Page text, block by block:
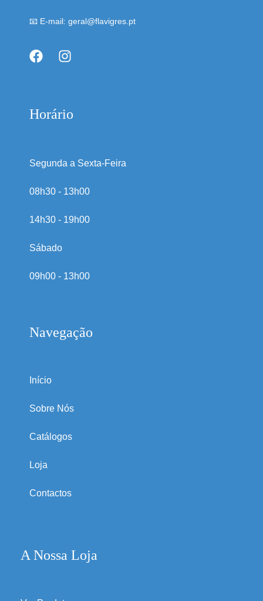
📧 E-mail: geral@flavigres.pt
Horário
Segunda a Sexta-Feira
08h30 - 13h00
14h30 - 19h00
Sábado
09h00 - 13h00
Navegação
Início
Sobre Nós
Catálogos
Loja
Contactos
A Nossa Loja